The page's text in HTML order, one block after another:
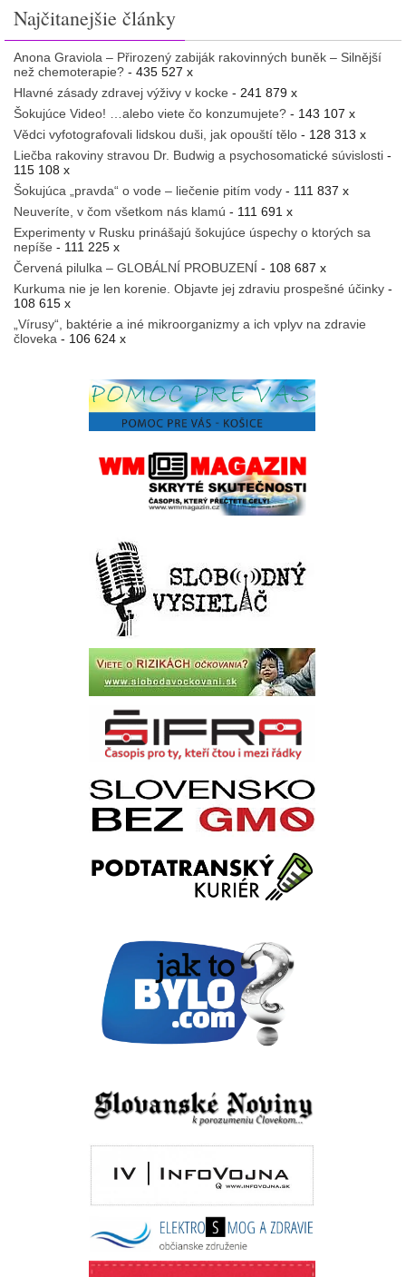
Najčitanejšie články
Anona Graviola – Přirozený zabiják rakovinných buněk – Silnější
než chemoterapie? - 435 527 x
Hlavné zásady zdravej výživy v kocke - 241 879 x
Šokujúce Video! …alebo viete čo konzumujete? - 143 107 x
Vědci vyfotografovali lidskou duši, jak opouští tělo - 128 313 x
Liečba rakoviny stravou Dr. Budwig a psychosomatické súvislosti -
115 108 x
Šokujúca „pravda“ o vode – liečenie pitím vody - 111 837 x
Neuveríte, v čom všetkom nás klamú - 111 691 x
Experimenty v Rusku prinášajú šokujúce úspechy o ktorých sa
nepíše - 111 225 x
Červená pilulka – GLOBÁLNÍ PROBUZENÍ - 108 687 x
Kurkuma nie je len korenie. Objavte jej zdraviu prospešné účinky -
108 615 x
„Vírusy“, baktérie a iné mikroorganizmy a ich vplyv na zdravie
človeka - 106 624 x